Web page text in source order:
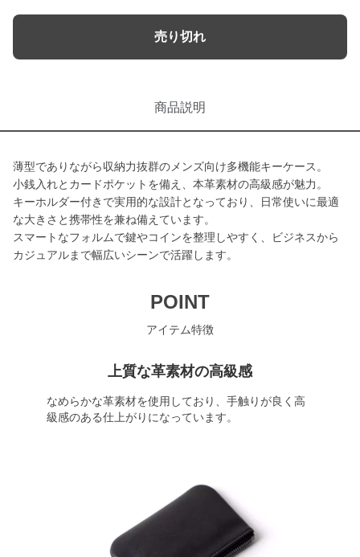
売り切れ
商品説明
薄型でありながら収納力抜群のメンズ向け多機能キーケース。
小銭入れとカードポケットを備え、本革素材の高級感が魅力。
キーホルダー付きで実用的な設計となっており、日常使いに最適
な大きさと携帯性を兼ね備えています。
スマートなフォルムで鍵やコインを整理しやすく、ビジネスから
カジュアルまで幅広いシーンで活躍します。
POINT
アイテム特徴
上質な革素材の高級感
なめらかな革素材を使用しており、手触りが良く高
級感のある仕上がりになっています。